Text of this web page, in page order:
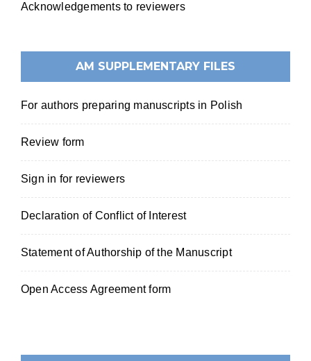
Acknowledgements to reviewers
AM SUPPLEMENTARY FILES
For authors preparing manuscripts in Polish
Review form
Sign in for reviewers
Declaration of Conflict of Interest
Statement of Authorship of the Manuscript
Open Access Agreement form